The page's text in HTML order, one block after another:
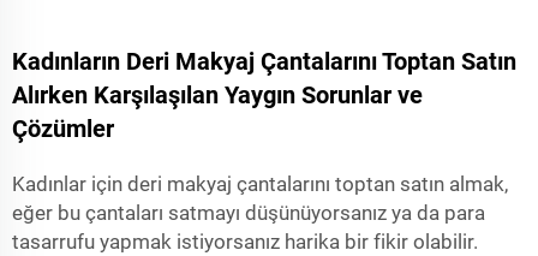
Kadınların Deri Makyaj Çantalarını Toptan Satın
Alırken Karşılaşılan Yaygın Sorunlar ve
Çözümler
Kadınlar için deri makyaj çantalarını toptan satın almak,
eğer bu çantaları satmayı düşünüyorsanız ya da para
tasarrufu yapmak istiyorsanız harika bir fikir olabilir.